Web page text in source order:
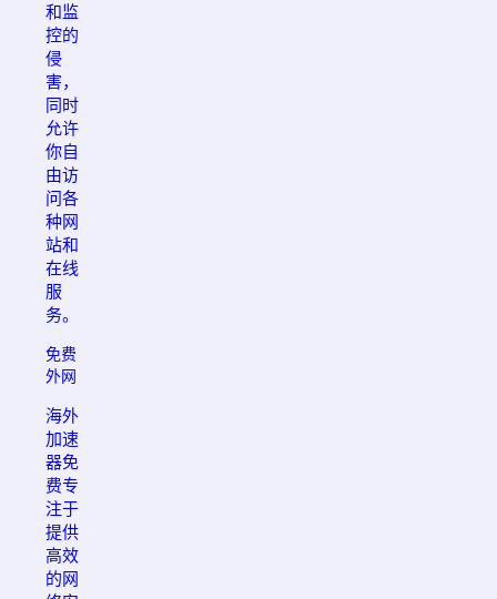
和监
控的
侵
害，
同时
允许
你自
由访
问各
种网
站和
在线
服
务。
免费
外网
海外
加速
器免
费专
注于
提供
高效
的网